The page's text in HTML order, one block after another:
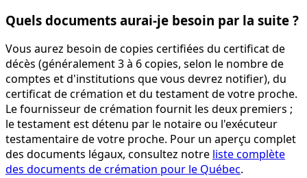
Quels documents aurai-je besoin par la suite ?
Vous aurez besoin de copies certifiées du certificat de
décès (généralement 3 à 6 copies, selon le nombre de
comptes et d'institutions que vous devrez notifier), du
certificat de crémation et du testament de votre proche.
Le fournisseur de crémation fournit les deux premiers ;
le testament est détenu par le notaire ou l'exécuteur
testamentaire de votre proche. Pour un aperçu complet
des documents légaux, consultez notre liste complète
des documents de crémation pour le Québec.